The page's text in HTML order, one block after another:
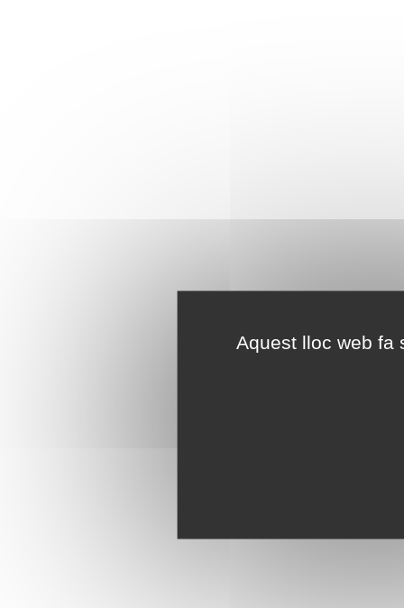
Aquest lloc web fa